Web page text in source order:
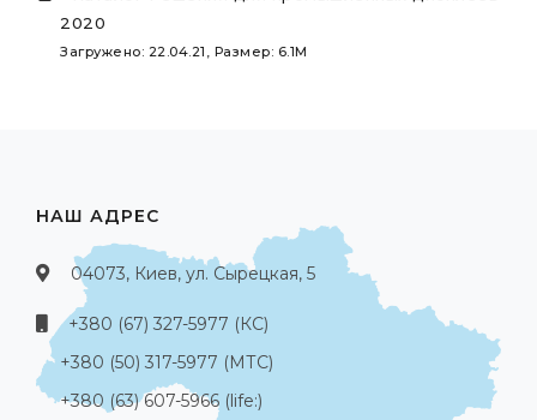
2020
Загружено: 22.04.21, Размер: 6.1M
НАШ АДРЕС
04073, Киев, ул. Сырецкая, 5
+380 (67) 327-5977 (КС)
+380 (50) 317-5977 (МТС)
+380 (63) 607-5966 (life:)